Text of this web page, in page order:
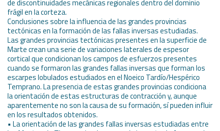
de discontinuidades mecánicas regionales dentro del dominio
frágil en la corteza.
Conclusiones sobre la influencia de las grandes provincias
tectónicas en la formación de las fallas inversas estudiadas.
Las grandes provincias tectónicas presentes en la superficie de
Marte crean una serie de variaciones laterales de espesor
cortical que condicionan los campos de esfuerzos presentes
cuando se formaron las grandes fallas inversas que forman los
escarpes lobulados estudiados en el Noeico Tardío/Hespérico
Temprano. La presencia de estas grandes provincias condiciona
la orientación de estas estructuras de contracción y, aunque
aparentemente no son la causa de su formación, sí pueden influir
en los resultados obtenidos.
• La orientación de las grandes fallas inversas estudiadas entre